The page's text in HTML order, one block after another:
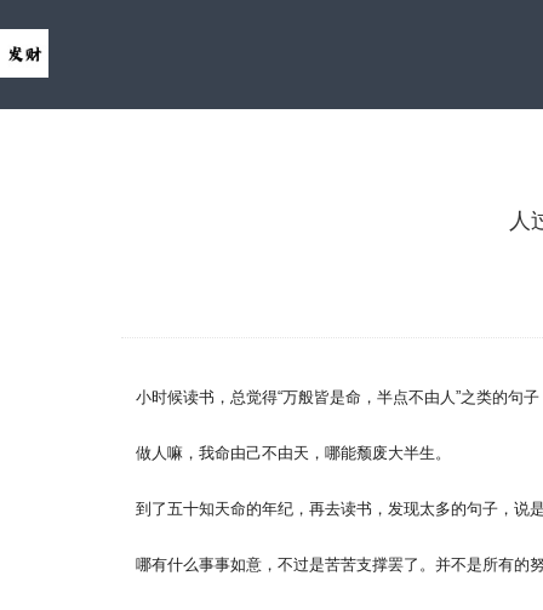
人
小时候读书，总觉得“万般皆是命，半点不由人”之类的句
做人嘛，我命由己不由天，哪能颓废大半生。
到了五十知天命的年纪，再去读书，发现太多的句子，说
哪有什么事事如意，不过是苦苦支撑罢了。并不是所有的